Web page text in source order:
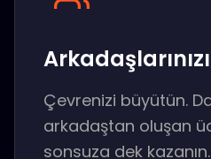
Çevrenizi büyütün.
arkadaştan oluşan
sonsuza dek kazanın.